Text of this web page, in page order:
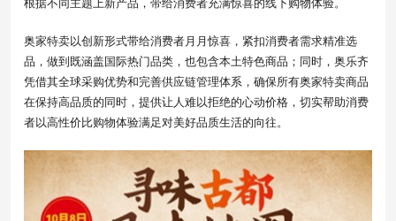
根据不同主题上新产品，带给消费者充满惊喜的线下购物体验。
奥家特卖以创新形式带给消费者月月惊喜，紧扣消费者需求精准选
品，做到既涵盖国际热门品类，也包含本土特色商品；同时，奥乐齐
凭借其全球采购优势和完善供应链管理体系，确保所有奥家特卖商品
在保持高品质的同时，提供让人难以拒绝的心动价格，切实帮助消费
者以高性价比购物体验满足对美好品质生活的向往。